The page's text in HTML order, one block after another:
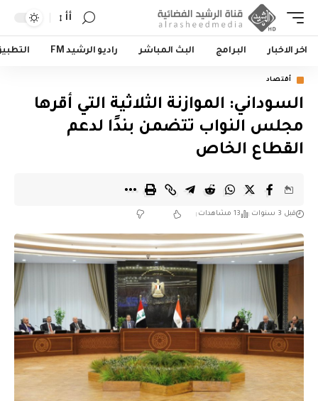
أأ
اخر الاخبار البرامج البث المباشر راديو الرشيد FM
أقتصاد
السوداني: الموازنة الثلاثية التي أقرها
مجلس النواب تتضمن بندًا لدعم
القطاع الخاص
قبل 3 سنوات 13 مشاهدات